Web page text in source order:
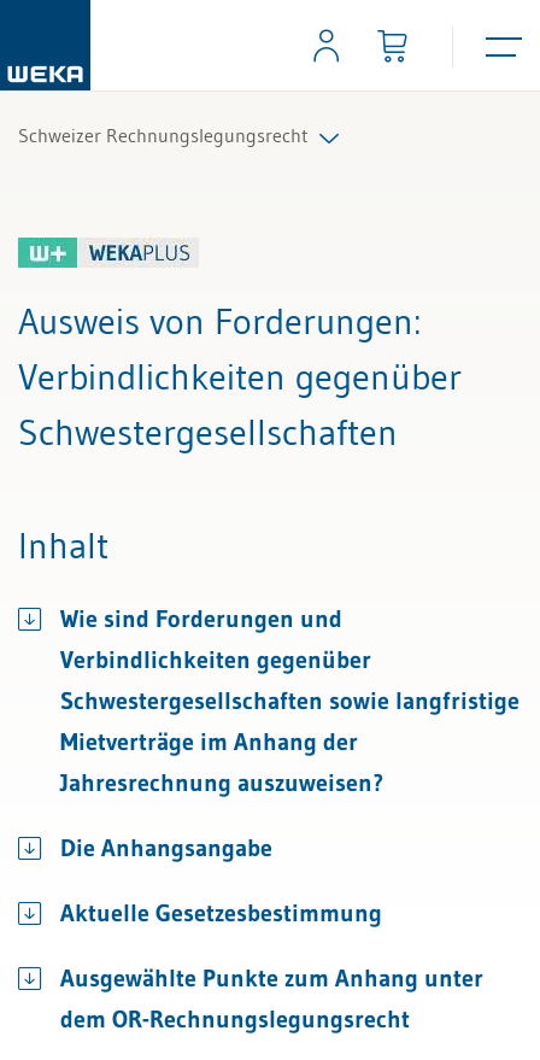
Schweizer Rechnungslegungsrecht
Ausweis von Forderungen:
Verbindlichkeiten gegenüber
Schwestergesellschaften
Inhalt
Wie sind Forderungen und
Verbindlichkeiten gegenüber
Schwestergesellschaften sowie langfristige
Mietverträge im Anhang der
Jahresrechnung auszuweisen?
Die Anhangsangabe
Aktuelle Gesetzesbestimmung
Ausgewählte Punkte zum Anhang unter
dem OR-Rechnungslegungsrecht